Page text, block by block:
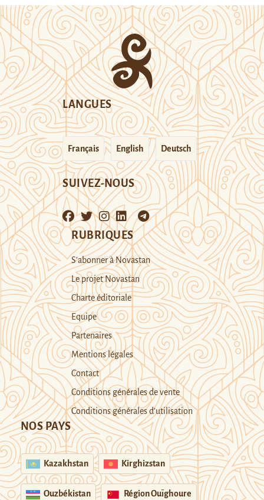
LANGUES
Français English Deutsch
SUIVEZ-NOUS
RUBRIQUES
S’abonner à Novastan
Le projet Novastan
Charte éditoriale
Equipe
Partenaires
Mentions légales
Contact
Conditions générales de vente
Conditions générales d’utilisation
NOS PAYS
Kazakhstan Kirghizstan
Ouzbékistan Région Ouïghoure